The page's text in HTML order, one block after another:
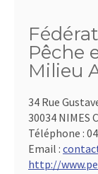
Pêche
Milieu
34 Rue
30034 NIMES
Téléphone :
Email :
http://